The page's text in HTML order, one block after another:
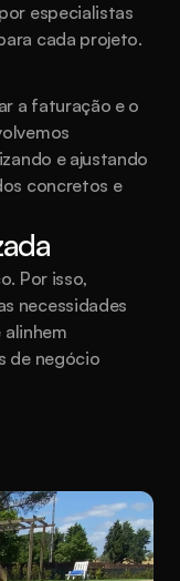
especialistas
cada projeto.
a faturação e o
e ajustando
concretos e
Por isso,
necessidades
de negócio